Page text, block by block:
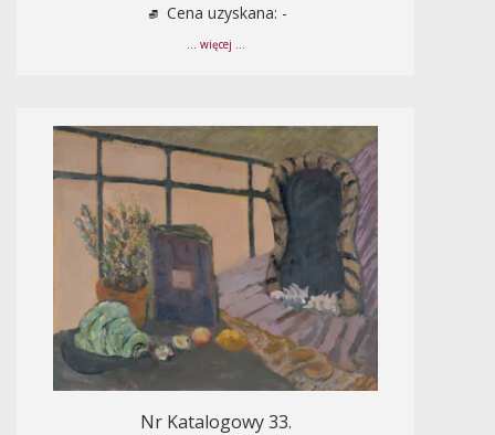
Cena uzyskana: -
... więcej ...
Nr Katalogowy 33.